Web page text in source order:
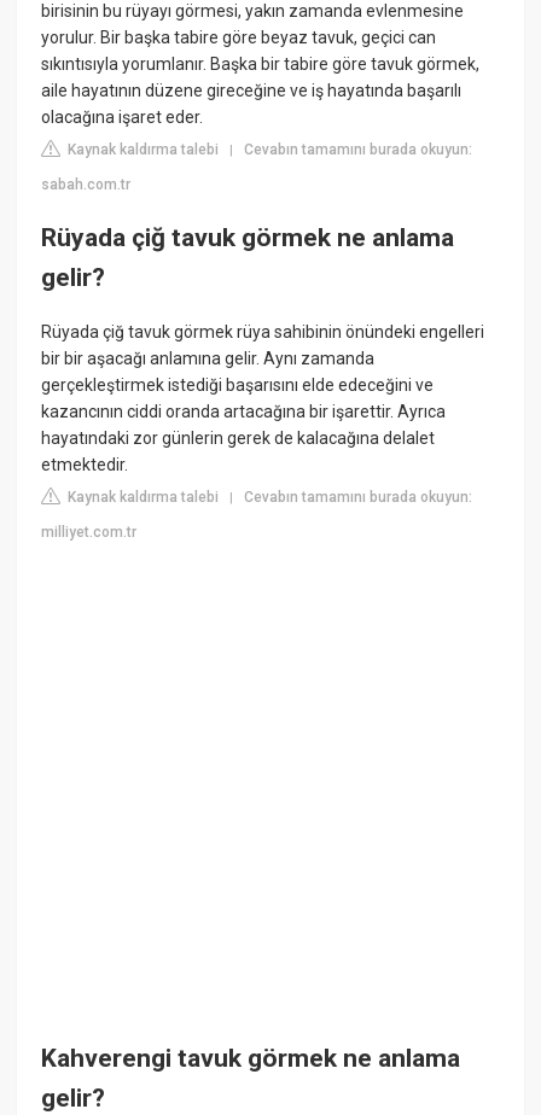
birisinin bu rüyayı görmesi, yakın zamanda evlenmesine
yorulur. Bir başka tabire göre beyaz tavuk, geçici can
sıkıntısıyla yorumlanır. Başka bir tabire göre tavuk görmek,
aile hayatının düzene gireceğine ve iş hayatında başarılı
olacağına işaret eder.
Kaynak kaldırma talebi |Cevabın tamamını burada okuyun:
sabah.com.tr
Rüyada çiğ tavuk görmek ne anlama
gelir?
Rüyada çiğ tavuk görmek rüya sahibinin önündeki engelleri
bir bir aşacağı anlamına gelir. Aynı zamanda
gerçekleştirmek istediği başarısını elde edeceğini ve
kazancının ciddi oranda artacağına bir işarettir. Ayrıca
hayatındaki zor günlerin gerek de kalacağına delalet
etmektedir.
Kaynak kaldırma talebi |Cevabın tamamını burada okuyun:
milliyet.com.tr
Kahverengi tavuk görmek ne anlama
gelir?